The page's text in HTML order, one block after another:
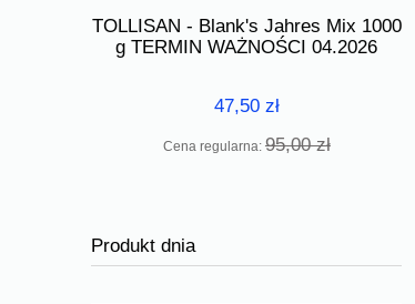
TOLLISAN - Blank's Jahres Mix 1000
g TERMIN WAŻNOŚCI 04.2026
47,50 zł
Cena regularna: 95,00 zł
Produkt dnia